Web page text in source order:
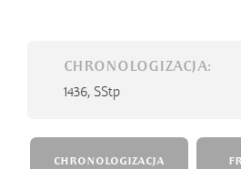
CHRONOLOGIZACJA:
1436, SStp
CHRONOLOGIZACJA